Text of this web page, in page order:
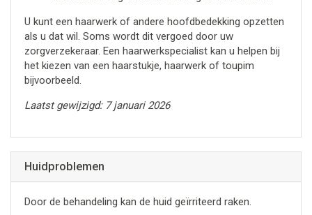
U kunt een haarwerk of andere hoofdbedekking opzetten
als u dat wil. Soms wordt dit vergoed door uw
zorgverzekeraar. Een haarwerkspecialist kan u helpen bij
het kiezen van een haarstukje, haarwerk of toupim
bijvoorbeeld.
Laatst gewijzigd: 7 januari 2026
Huidproblemen
Door de behandeling kan de huid geïrriteerd raken.